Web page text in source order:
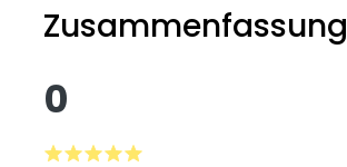
Zusammenfassung
0